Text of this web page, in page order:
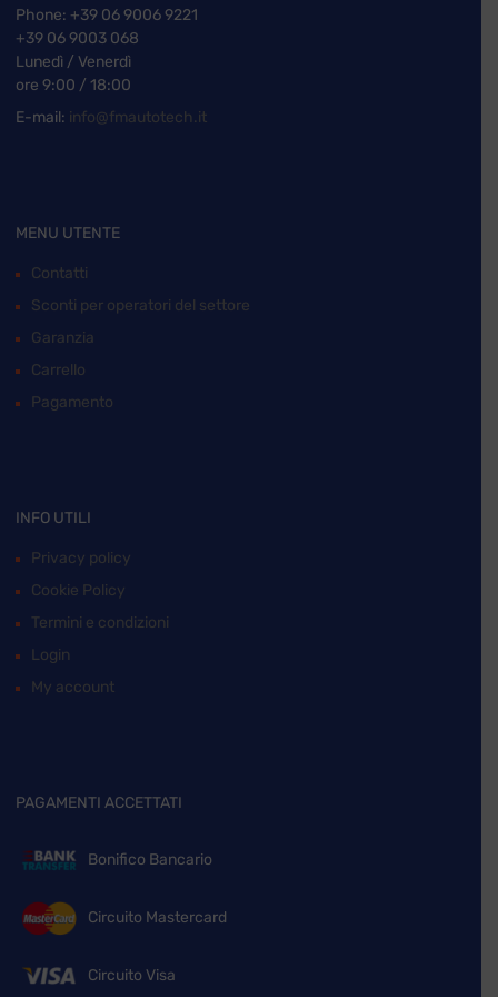
Phone: +39 06 9006 9221
+39 06 9003 068
Lunedì / Venerdì
ore 9:00 / 18:00
E-mail: info@fmautotech.it
MENU UTENTE
Contatti
Sconti per operatori del settore
Garanzia
Carrello
Pagamento
INFO UTILI
Privacy policy
Cookie Policy
Termini e condizioni
Login
My account
PAGAMENTI ACCETTATI
Bonifico Bancario
Circuito Mastercard
Circuito Visa